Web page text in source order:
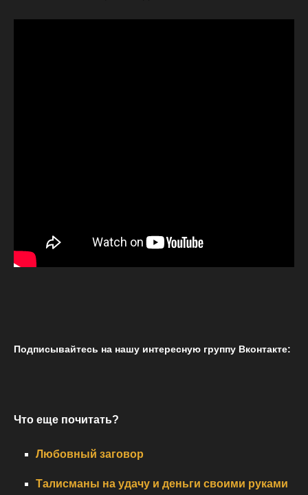
Подписывайтесь на нашу интересную группу Вконтакте:
Что еще почитать?
Любовный заговор
Талисманы на удачу и деньги своими руками